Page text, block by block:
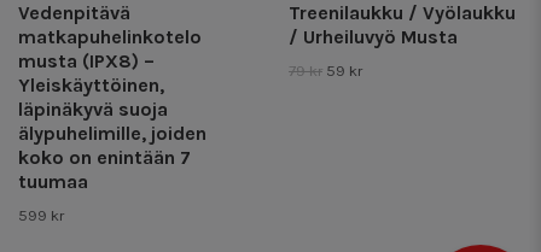
Vedenpitävä
matkapuhelinkotelo
musta (IPX8) –
Yleiskäyttöinen,
läpinäkyvä suoja
älypuhelimille, joiden
koko on enintään 7
tuumaa
599 kr
Treenilaukku / Vyölaukku
/ Urheiluvyö Musta
79 kr 59 kr